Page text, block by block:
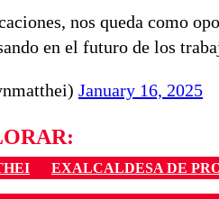
nos queda como
en el futuro de los
January 16, 2025
EXALCALDESA DE